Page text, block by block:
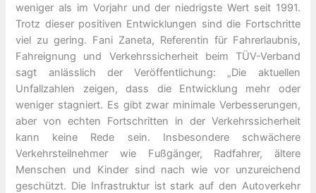
weniger als im Vorjahr und der niedrigste Wert seit 1991.
Trotz dieser positiven Entwicklungen sind die Fortschritte
viel zu gering. Fani Zaneta, Referentin für Fahrerlaubnis,
Fahreignung und Verkehrssicherheit beim TÜV-Verband
sagt anlässlich der Veröffentlichung: „Die aktuellen
Unfallzahlen zeigen, dass die Entwicklung mehr oder
weniger stagniert. Es gibt zwar minimale Verbesserungen,
aber von echten Fortschritten in der Verkehrssicherheit
kann keine Rede sein. Insbesondere schwächere
Verkehrsteilnehmer wie Fußgänger, Radfahrer, ältere
Menschen und Kinder sind nach wie vor unzureichend
geschützt. Die Infrastruktur ist stark auf den Autoverkehr